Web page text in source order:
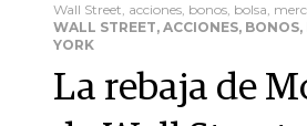
Wall Street, acciones, bonos, bolsa,
WALL STREET, ACCIONES,
YORK
La rebaja de